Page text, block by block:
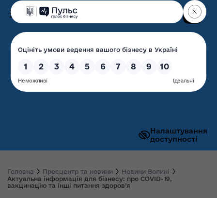
Налаштування
доступності
Волинська обласна
державна адміністрація
Головна Пресцентр та новини
Новини Волині
Актуальна інформація для бізнесу: про COVID-19,
вакцинацію та інші питання здоров’я